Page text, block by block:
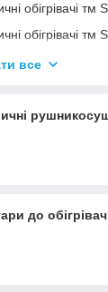
обігрівачі
обігрівачі
обігрівачі тм
все
до